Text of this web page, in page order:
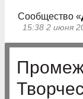
Сообщество «
15:38 2 июня